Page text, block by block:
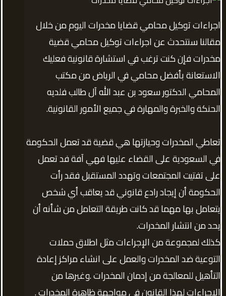
اجراءات توكيل محامي قضايا مخدرات اليوم من خلال
مقالنا سنتحدث عن اجراءات توكيل محامي قضية
مخدرات فإن كنت ترغب في استشارة قانونية فعليك
الاستعانة بأفضل محامي في الرياض من مكتب
المحامي الدكتور سعود بن عبد الله آل طالب فلديه
الحنكة والخبرة والمهارة في جميع الأمور القانونية.
تعاطي المخدرات وحيازتها هي قضية قد تعمل الحكومة
في السعودية على القضاء عليها فهي آفة فد تعمل
على تفتيت المجتمعات وتهدد المستقبل فقد رأت
الحكومة أن إيجاد رادع قانوني قد يعاقب أي شخص
يتعامل بها مهما قد كانت طريقة التعامل من شأنه أن
يحد من انتشار المخدرات.
كذلك لمجموعة من الإجراءات مثل اطلاق حملات
التوعية ضد المخدرات والعمل على انشاء مراكز إعادة
التأهيل للمعالجة من إدمان المخدرات .وغيرها من
الإجراءات لهذا القانون في مواجهة ظاهرة المخدرات .